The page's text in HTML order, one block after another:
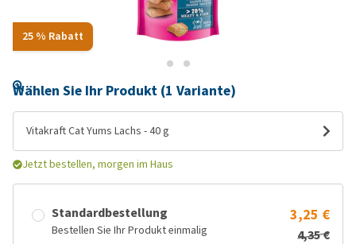
25 % Rabatt
Wählen Sie Ihr Produkt (1 Variante)
Vitakraft Cat Yums Lachs - 40 g
Jetzt bestellen, morgen im Haus
Standardbestellung
Bestellen Sie Ihr Produkt einmalig
3,25 €
4,35 €